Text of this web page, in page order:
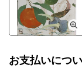
お支払いにつ